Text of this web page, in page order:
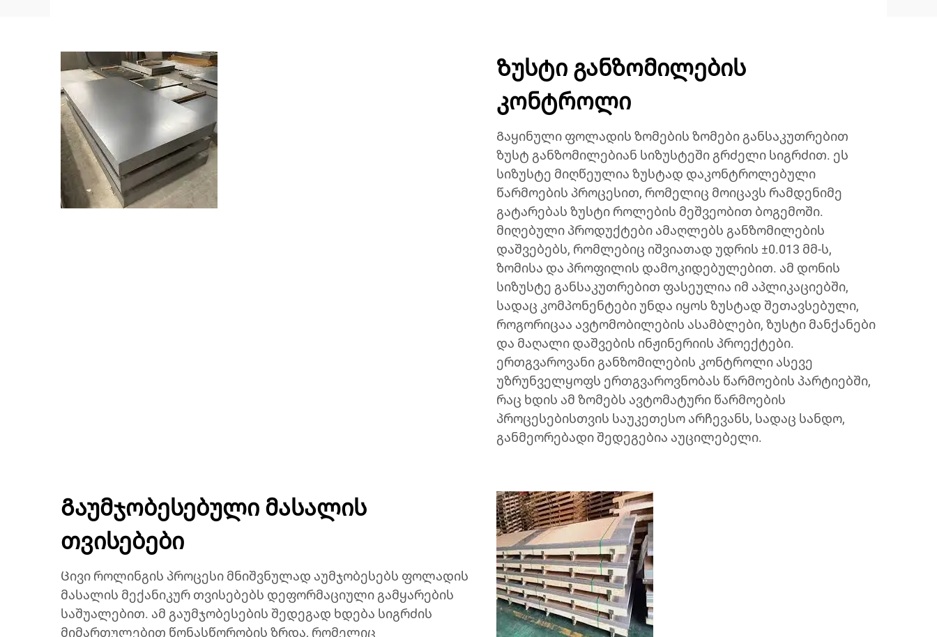
Ზუსტი განზომილების
კონტროლი
Გაყინული ფოლადის ზომების ზომები განსაკუთრებით
ზუსტ განზომილებიან სიზუსტეში გრძელი სიგრძით. ეს
სიზუსტე მიღწეულია ზუსტად დაკონტროლებული
წარმოების პროცესით, რომელიც მოიცავს რამდენიმე
გატარებას ზუსტი როლების მეშვეობით ბოგემოში.
მიღებული პროდუქტები ამაღლებს განზომილების
დაშვებებს, რომლებიც იშვიათად უდრის ±0.013 მმ-ს,
ზომისა და პროფილის დამოკიდებულებით. ამ დონის
სიზუსტე განსაკუთრებით ფასეულია იმ აპლიკაციებში,
სადაც კომპონენტები უნდა იყოს ზუსტად შეთავსებული,
როგორიცაა ავტომობილების ასამბლები, ზუსტი მანქანები
და მაღალი დაშვების ინჟინერიის პროექტები.
ერთგვაროვანი განზომილების კონტროლი ასევე
უზრუნველყოფს ერთგვაროვნობას წარმოების პარტიებში,
რაც ხდის ამ ზომებს ავტომატური წარმოების
პროცესებისთვის საუკეთესო არჩევანს, სადაც სანდო,
განმეორებადი შედეგებია აუცილებელი.
Გაუმჯობესებული მასალის
თვისებები
Ცივი როლინგის პროცესი მნიშვნულად აუმჯობესებს ფოლადის
მასალის მექანიკურ თვისებებს დეფორმაციული გამყარების
საშუალებით. ამ გაუმჯობესების შედეგად ხდება სიგრძის
მიმართულებით წონასწორობის ზრდა, რომელიც